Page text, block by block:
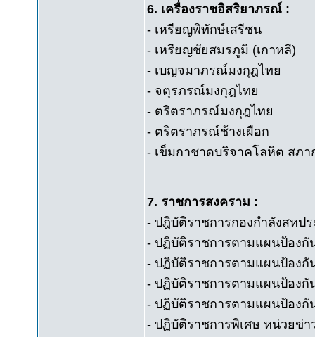
6. เครื่องราชอิสริยาภรณ์ :
- เหรียญพิทักษ์เสรีชน
- เหรียญชัยสมรภูมิ (เกาหลี)
- เบญจมาภรณ์มงกุฎไทย
- จตุรภรณ์มงกุฎไทย
- ตริตราภรณ์มงกุฎไทย
- ตริตราภรณ์ช้างเผือก
- เข็มกาชาดบริจาคโลหิต สภา
7. ราชการสงคราม :
- ปฎิบัติราชการกองกำลังสหป
- ปฏิบัติราชการตามแผนป้องกั
- ปฏิบัติราชการตามแผนป้องกั
- ปฏิบัติราชการตามแผนป้องกั
- ปฏิบัติราชการตามแผนป้องกั
- ปฏิบัติราชการพิเศษ หน่วยข่า